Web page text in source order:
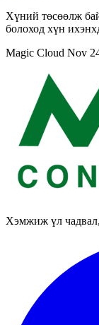
Хүний төсөөлж
болоход хүн
Magic Cloud Nov
Хэмжиж үл